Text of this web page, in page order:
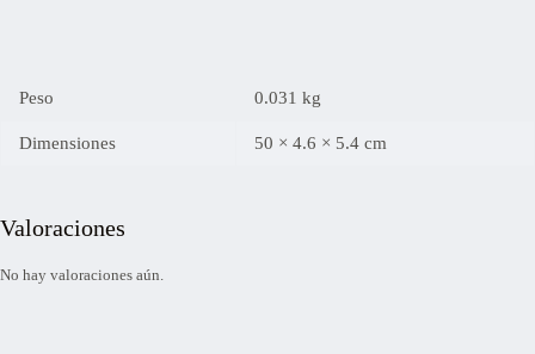
Peso 0.031 kg
Dimensiones 50 × 4.6 × 5.4 cm
Valoraciones
No hay valoraciones aún.